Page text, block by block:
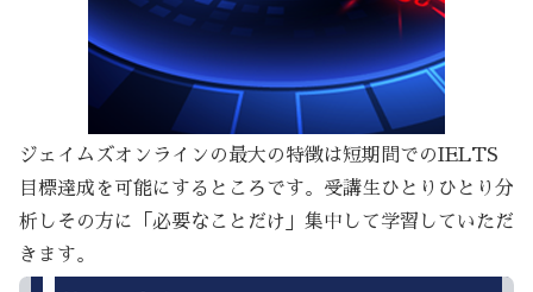
ジェイムズオンラインの最大の特徴は短期間でのIELTS
目標達成を可能にするところです。受講生ひとりひとり分
析しその方に「必要なことだけ」集中して学習していただ
きます。